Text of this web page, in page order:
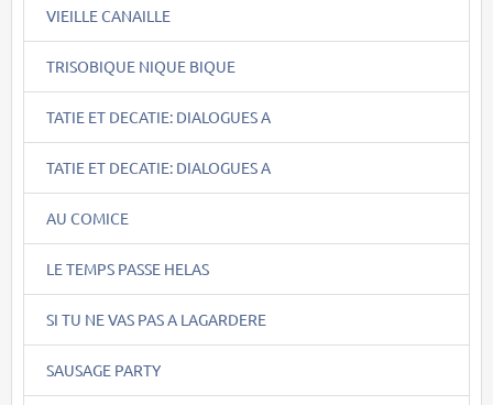
VIEILLE CANAILLE
TRISOBIQUE NIQUE BIQUE
TATIE ET DECATIE: DIALOGUES A
TATIE ET DECATIE: DIALOGUES A
AU COMICE
LE TEMPS PASSE HELAS
SI TU NE VAS PAS A LAGARDERE
SAUSAGE PARTY